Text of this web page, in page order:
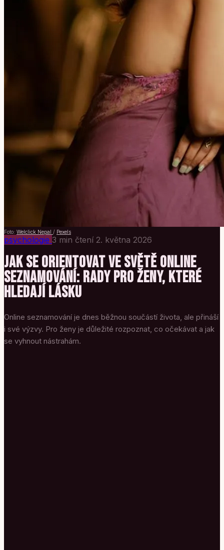
Foto: Welclick Nepal / Pexels
psychologie 3 min čtení 2. května 2026
JAK SE ORIENTOVAT VE SVĚTĚ ONLINE
SEZNAMOVÁNÍ: RADY PRO ŽENY, KTERÉ
HLEDAJÍ LÁSKU
Online seznamování je dnes běžnou součástí života, ale přináší
i své výzvy. Pro ženy je důležité rozpoznat, co očekávat a jak
se vyhnout nástrahám.